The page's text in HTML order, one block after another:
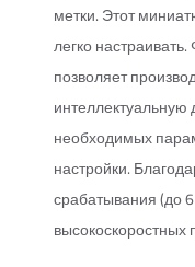
метки. Этот
легко
позволяет
интеллектуальную
необходимых
настройки.
срабатывания (до
высокоскоростных